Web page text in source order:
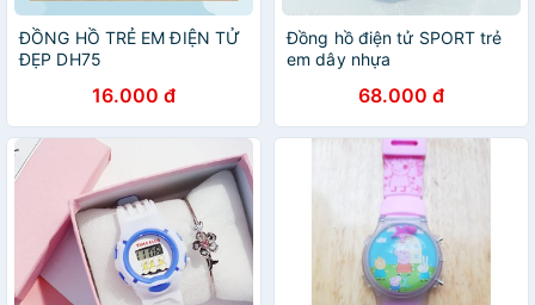
ĐỒNG HỒ TRẺ EM ĐIỆN TỬ
ĐẸP DH75
16.000 đ
Đồng hồ điện tử SPORT trẻ
em dây nhựa
68.000 đ